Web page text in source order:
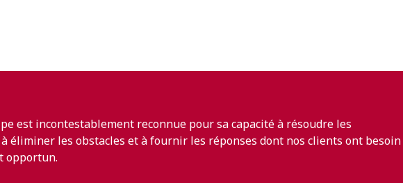
est incontestablement reconnue pour sa capacité à résoudre les
éliminer les obstacles et à fournir les réponses dont nos clients ont besoin
opportun.